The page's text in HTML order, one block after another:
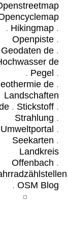
. Hikingmap.
Openpiste.
Geodaten de.
de
. Pegel .
de.
Landschaften
. Stickstoff.
Strahlung .
Umweltportal .
Seekarten .
Landkreis
Offenbach .
. OSM Blog